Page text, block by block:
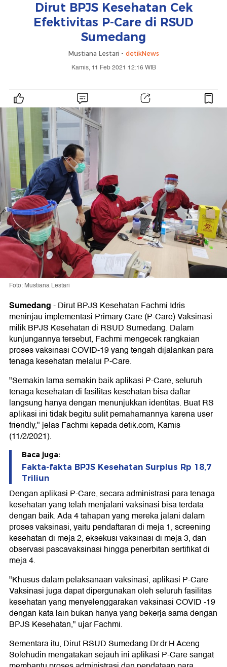
Dirut BPJS Kesehatan Cek
Efektivitas P-Care di RSUD
Sumedang
Mustiana Lestari - detikNews
Kamis, 11 Feb 2021 12:16 WIB
Foto: Mustiana Lestari
Sumedang-Dirut BPJS Kesehatan Fachmi Idris
meninjau implementasi Primary Care (P-Care) Vaksinasi
milik BPJS Kesehatan di RSUD Sumedang. Dalam
kunjungannya tersebut, Fachmi mengecek rangkaian
proses vaksinasi COVID-19 yang tengah dijalankan para
tenaga kesehatan melalui P-Care.
"Semakin lama semakin baik aplikasi P-Care, seluruh
tenaga kesehatan di fasilitas kesehatan bisa daftar
langsung hanya dengan menunjukkan identitas. Buat RS
aplikasi ini tidak begitu sulit pemahamannya karena user
friendly," jelas Fachmi kepada detik.com, Kamis
(11/2/2021).
Baca juga:
Fakta-fakta BPJS Kesehatan Surplus Rp 18,7
Triliun
Dengan aplikasi P-Care, secara administrasi para tenaga
kesehatan yang telah menjalani vaksinasi bisa terdata
dengan baik. Ada 4 tahapan yang mereka jalani dalam
proses vaksinasi, yaitu pendaftaran di meja 1, screening
kesehatan di meja 2, eksekusi vaksinasi di meja 3, dan
observasi pascavaksinasi hingga penerbitan sertifikat di
meja 4.
"Khusus dalam pelaksanaan vaksinasi, aplikasi P-Care
Vaksinasi juga dapat dipergunakan oleh seluruh fasilitas
kesehatan yang menyelenggarakan vaksinasi COVID -19
dengan kata lain bukan hanya yang bekerja sama dengan
BPJS Kesehatan," ujar Fachmi.
Sementara itu, Dirut RSUD Sumedang Dr.dr.H Aceng
Solehudin mengatakan sejauh ini aplikasi P-Care sangat